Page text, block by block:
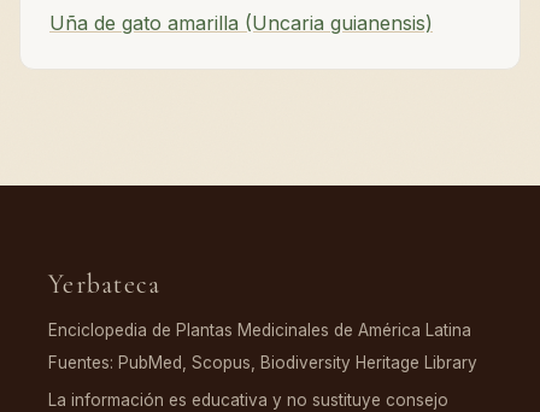
Uña de gato amarilla (Uncaria guianensis)
Yerbateca
Enciclopedia de Plantas Medicinales de América Latina
Fuentes: PubMed, Scopus, Biodiversity Heritage Library
La información es educativa y no sustituye consejo